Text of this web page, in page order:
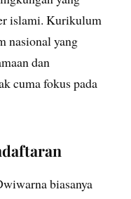
islami. Kurikulum
nasional yang
dan
cuma fokus pada
biasanya